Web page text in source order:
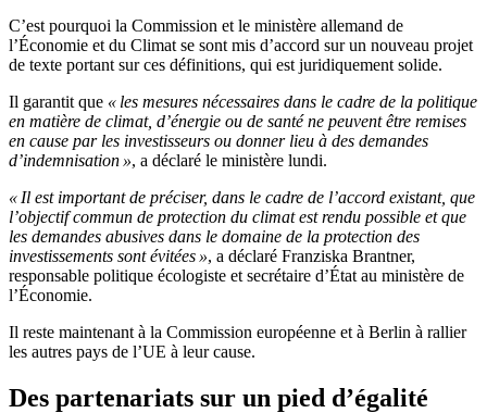
C’est pourquoi la Commission et le ministère allemand de
l’Économie et du Climat se sont mis d’accord sur un nouveau projet
de texte portant sur ces définitions, qui est juridiquement solide.
Il garantit que « les mesures nécessaires dans le cadre de la politique
en matière de climat, d’énergie ou de santé ne peuvent être remises
en cause par les investisseurs ou donner lieu à des demandes
d’indemnisation », a déclaré le ministère lundi.
« Il est important de préciser, dans le cadre de l’accord existant, que
l’objectif commun de protection du climat est rendu possible et que
les demandes abusives dans le domaine de la protection des
investissements sont évitées », a déclaré Franziska Brantner,
responsable politique écologiste et secrétaire d’État au ministère de
l’Économie.
Il reste maintenant à la Commission européenne et à Berlin à rallier
les autres pays de l’UE à leur cause.
Des partenariats sur un pied d’égalité